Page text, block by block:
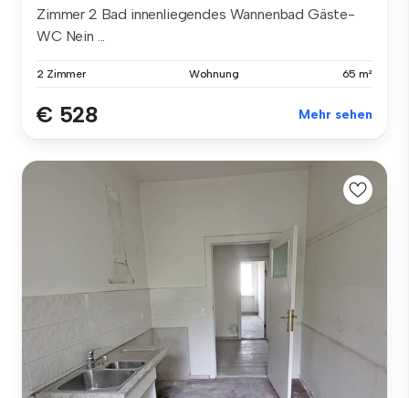
Zimmer 2 Bad innenliegendes Wannenbad Gäste-
WC Nein ...
2 Zimmer Wohnung 65 m²
€ 528 Mehr sehen